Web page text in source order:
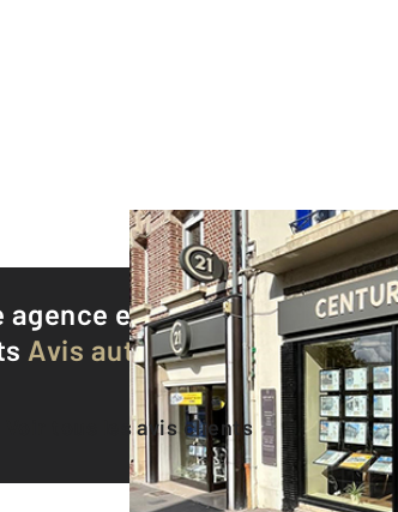
agence est notée9,3/10
Avis authentifiés par
Voir tous les avis clients